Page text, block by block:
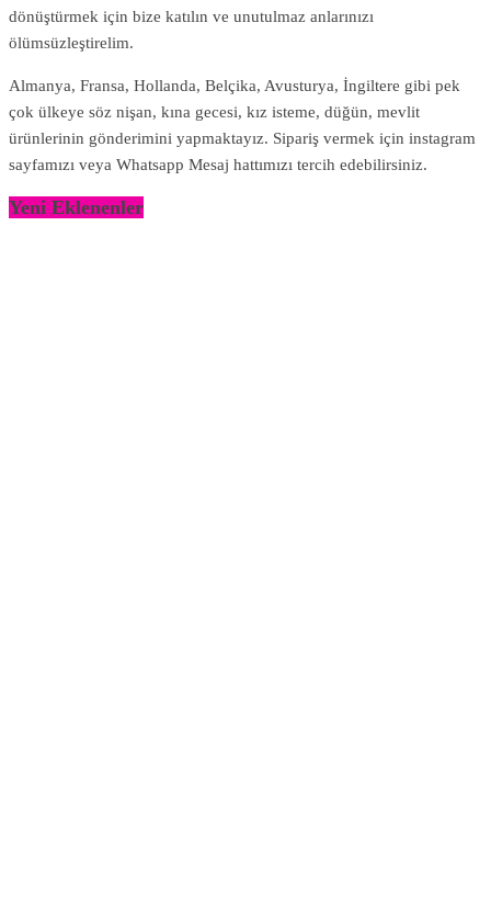
dönüştürmek için bize katılın ve unutulmaz anlarınızı
ölümsüzleştirelim.
Almanya, Fransa, Hollanda, Belçika, Avusturya, İngiltere gibi pek
çok ülkeye söz nişan, kına gecesi, kız isteme, düğün, mevlit
ürünlerinin gönderimini yapmaktayız. Sipariş vermek için instagram
sayfamızı veya Whatsapp Mesaj hattımızı tercih edebilirsiniz.
Yeni Eklenenler